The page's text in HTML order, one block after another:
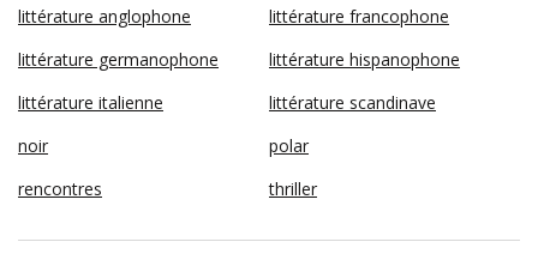
littérature anglophone
littérature francophone
littérature germanophone
littérature hispanophone
littérature italienne
littérature scandinave
noir
polar
rencontres
thriller